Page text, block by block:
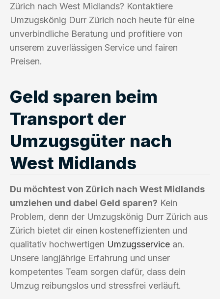
Zürich nach West Midlands? Kontaktiere
Umzugskönig Durr Zürich noch heute für eine
unverbindliche Beratung und profitiere von
unserem zuverlässigen Service und fairen
Preisen.
Geld sparen beim
Transport der
Umzugsgüter nach
West Midlands
Du möchtest von Zürich nach West Midlands
umziehen und dabei Geld sparen? Kein
Problem, denn der Umzugskönig Durr Zürich aus
Zürich bietet dir einen kosteneffizienten und
qualitativ hochwertigen Umzugsservice an.
Unsere langjährige Erfahrung und unser
kompetentes Team sorgen dafür, dass dein
Umzug reibungslos und stressfrei verläuft.